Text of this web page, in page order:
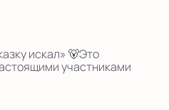
искал» 🐻Это
участниками